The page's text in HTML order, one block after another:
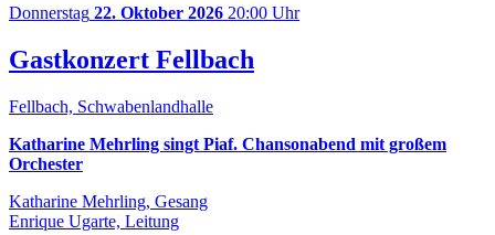
Donnerstag 22. Oktober 2026 20:00 Uhr
Gastkonzert Fellbach
Fellbach, Schwabenlandhalle
Katharine Mehrling singt Piaf. Chansonabend mit großem
Orchester
Katharine Mehrling, Gesang
Enrique Ugarte, Leitung